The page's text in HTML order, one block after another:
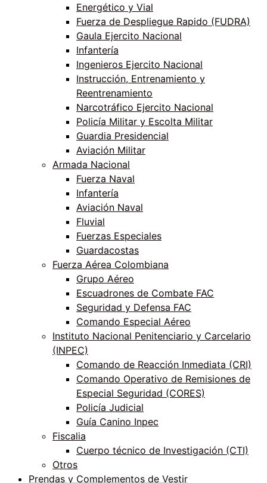
Energético y Vial
Fuerza de Despliegue Rapido (FUDRA)
Gaula Ejercito Nacional
Infantería
Ingenieros Ejercito Nacional
Instrucción, Entrenamiento y
Reentrenamiento
Narcotráfico Ejercito Nacional
Policía Militar y Escolta Militar
Guardia Presidencial
Aviación Militar
Armada Nacional
Fuerza Naval
Infantería
Aviación Naval
Fluvial
Fuerzas Especiales
Guardacostas
Fuerza Aérea Colombiana
Grupo Aéreo
Escuadrones de Combate FAC
Seguridad y Defensa FAC
Comando Especial Aéreo
Instituto Nacional Penitenciario y Carcelario
(INPEC)
Comando de Reacción Inmediata (CRI)
Comando Operativo de Remisiones de
Especial Seguridad (CORES)
Policía Judicial
Guía Canino Inpec
Fiscalia
Cuerpo técnico de Investigación (CTI)
Otros
Prendas y Complementos de Vestir